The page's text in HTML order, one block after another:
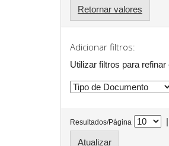
Retornar valores
Adicionar filtros:
Utilizar filtros para
Resultados/Página |